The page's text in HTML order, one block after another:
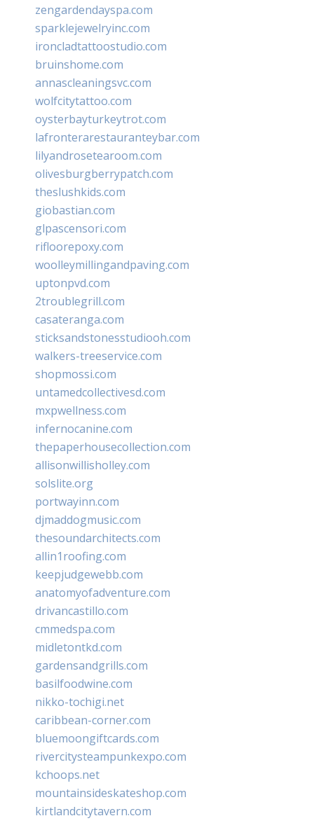
zengardendayspa.com
sparklejewelryinc.com
ironcladtattoostudio.com
bruinshome.com
annascleaningsvc.com
wolfcitytattoo.com
oysterbayturkeytrot.com
lafronterarestauranteybar.com
lilyandrosetearoom.com
olivesburgberrypatch.com
theslushkids.com
giobastian.com
glpascensori.com
rifloorepoxy.com
woolleymillingandpaving.com
uptonpvd.com
2troublegrill.com
casateranga.com
sticksandstonesstudiooh.com
walkers-treeservice.com
shopmossi.com
untamedcollectivesd.com
mxpwellness.com
infernocanine.com
thepaperhousecollection.com
allisonwillisholley.com
solslite.org
portwayinn.com
djmaddogmusic.com
thesoundarchitects.com
allin1roofing.com
keepjudgewebb.com
anatomyofadventure.com
drivancastillo.com
cmmedspa.com
midletontkd.com
gardensandgrills.com
basilfoodwine.com
nikko-tochigi.net
caribbean-corner.com
bluemoongiftcards.com
rivercitysteampunkexpo.com
kchoops.net
mountainsideskateshop.com
kirtlandcitytavern.com